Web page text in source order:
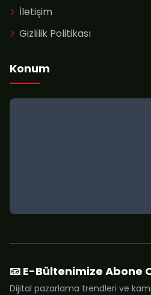
İletişim
Gizlilik Politikası
Konum
📧 E-Bültenimize Abone
Dijital pazarlama trendleri ve